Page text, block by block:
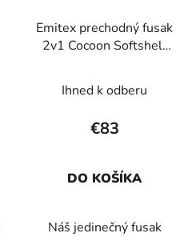
Emitex prechodný fusak
2v1 Cocoon Softshell
Ihned k odberu
€83
DO KOŠÍKA
Náš jedinečný fusak